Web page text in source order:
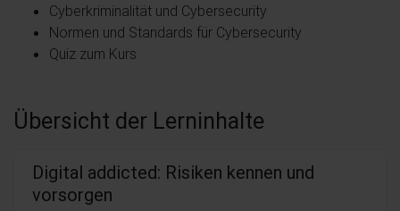
Cyberkriminalität und Cybersecurity
Normen und Standards für Cybersecurity
Quiz zum Kurs
Übersicht der Lerninhalte
Digital addicted: Risiken kennen und
vorsorgen